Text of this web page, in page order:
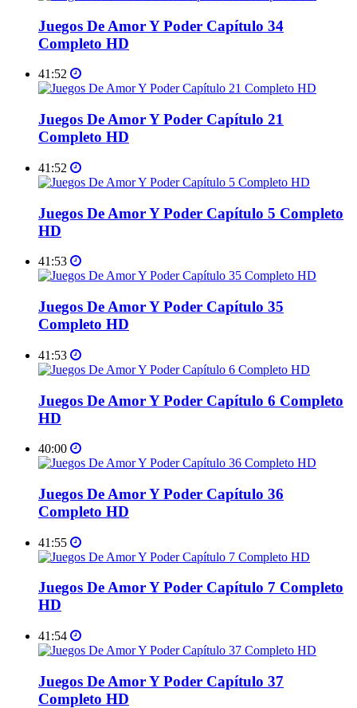
Juegos De Amor Y Poder Capítulo 34
Completo HD
41:52
Juegos De Amor Y Poder Capítulo 21
Completo HD
41:52
Juegos De Amor Y Poder Capítulo 5 Completo
HD
41:53
Juegos De Amor Y Poder Capítulo 35
Completo HD
41:53
Juegos De Amor Y Poder Capítulo 6 Completo
HD
40:00
Juegos De Amor Y Poder Capítulo 36
Completo HD
41:55
Juegos De Amor Y Poder Capítulo 7 Completo
HD
41:54
Juegos De Amor Y Poder Capítulo 37
Completo HD